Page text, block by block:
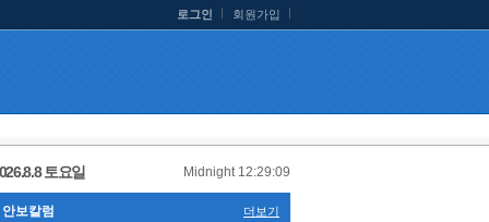
로그인 회원가입
토요일 Midnight 12:29:09
안보칼럼 더보기